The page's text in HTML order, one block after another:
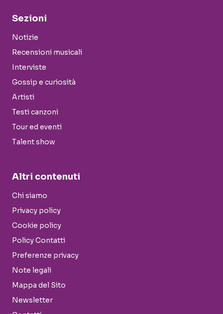
Sezioni
Notizie
Recensioni musicali
Interviste
Gossip e curiosità
Artisti
Testi canzoni
Tour ed eventi
Talent show
Altri contenuti
Chi siamo
Privacy policy
Cookie policy
Policy Contatti
Preferenze privacy
Note legali
Mappa del Sito
Newsletter